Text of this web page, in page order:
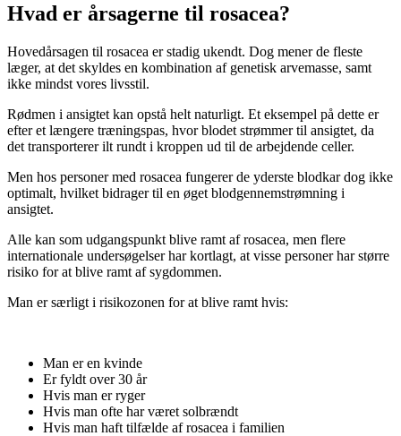
Hvad er årsagerne til rosacea?
Hovedårsagen til rosacea er stadig ukendt. Dog mener de fleste
læger, at det skyldes en kombination af genetisk arvemasse, samt
ikke mindst vores livsstil.
Rødmen i ansigtet kan opstå helt naturligt. Et eksempel på dette er
efter et længere træningspas, hvor blodet strømmer til ansigtet, da
det transporterer ilt rundt i kroppen ud til de arbejdende celler.
Men hos personer med rosacea fungerer de yderste blodkar dog ikke
optimalt, hvilket bidrager til en øget blodgennemstrømning i
ansigtet.
Alle kan som udgangspunkt blive ramt af rosacea, men flere
internationale undersøgelser har kortlagt, at visse personer har større
risiko for at blive ramt af sygdommen.
Man er særligt i risikozonen for at blive ramt hvis:
Man er en kvinde
Er fyldt over 30 år
Hvis man er ryger
Hvis man ofte har været solbrændt
Hvis man haft tilfælde af rosacea i familien